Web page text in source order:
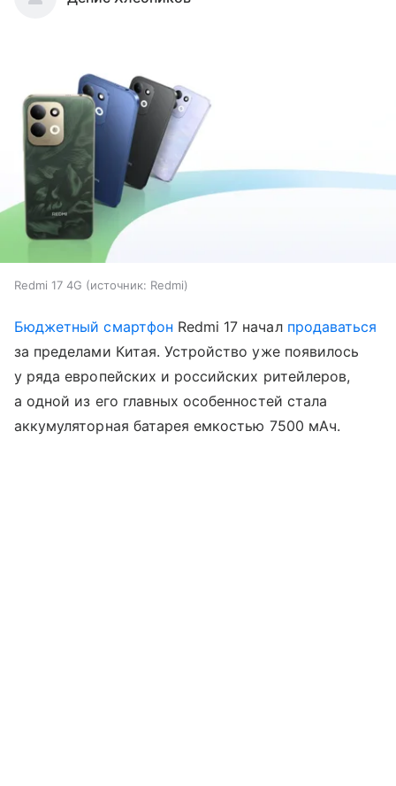
Redmi 17 4G источник: Redmi
Бюджетный смартфон Redmi 17 начал продаваться
за пределами Китая. Устройство уже появилось
у ряда европейских и российских ритейлеров,
а одной из его главных особенностей стала
аккумуляторная батарея емкостью 7500 мАч.